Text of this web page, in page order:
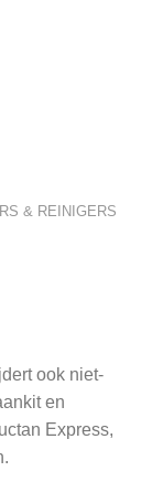
& REINIGERS
ook niet-
en
Express,